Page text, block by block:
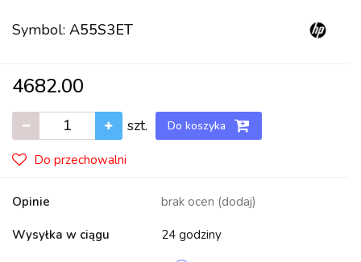
Symbol: A55S3ET
4682.00
szt. Do koszyka
Do przechowalni
Opinie brak ocen (dodaj)
Wysyłka w ciągu 24 godziny